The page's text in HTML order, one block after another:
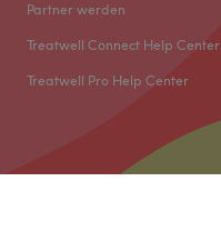
Partner werden
Treatwell Connect Help Center
Treatwell Pro Help Center